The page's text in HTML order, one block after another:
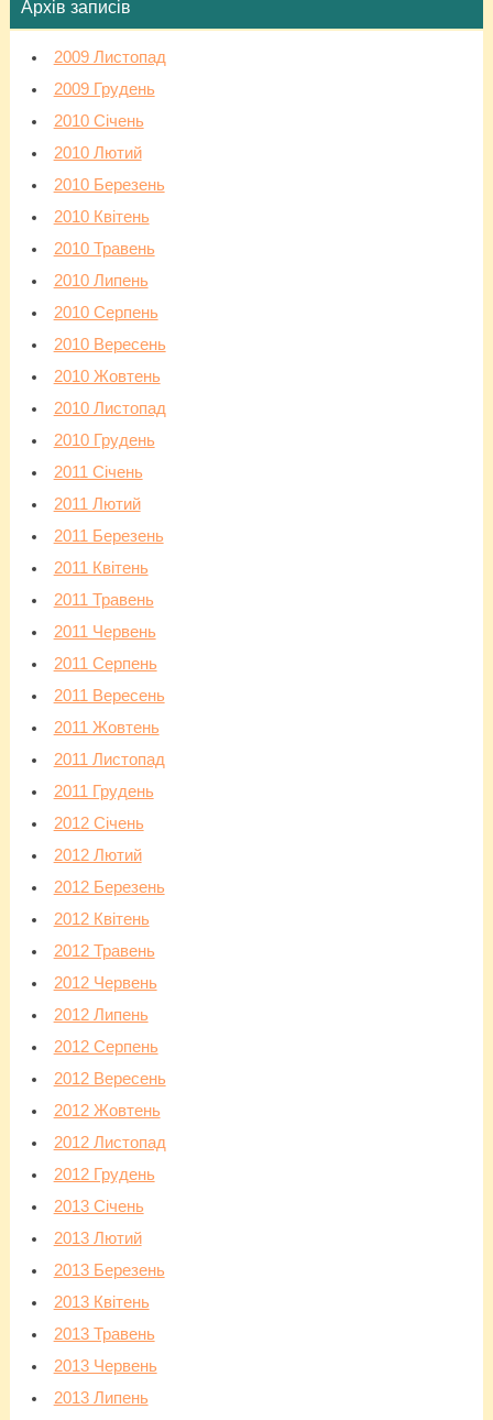
Архів записів
2009 Листопад
2009 Грудень
2010 Січень
2010 Лютий
2010 Березень
2010 Квітень
2010 Травень
2010 Липень
2010 Серпень
2010 Вересень
2010 Жовтень
2010 Листопад
2010 Грудень
2011 Січень
2011 Лютий
2011 Березень
2011 Квітень
2011 Травень
2011 Червень
2011 Серпень
2011 Вересень
2011 Жовтень
2011 Листопад
2011 Грудень
2012 Січень
2012 Лютий
2012 Березень
2012 Квітень
2012 Травень
2012 Червень
2012 Липень
2012 Серпень
2012 Вересень
2012 Жовтень
2012 Листопад
2012 Грудень
2013 Січень
2013 Лютий
2013 Березень
2013 Квітень
2013 Травень
2013 Червень
2013 Липень